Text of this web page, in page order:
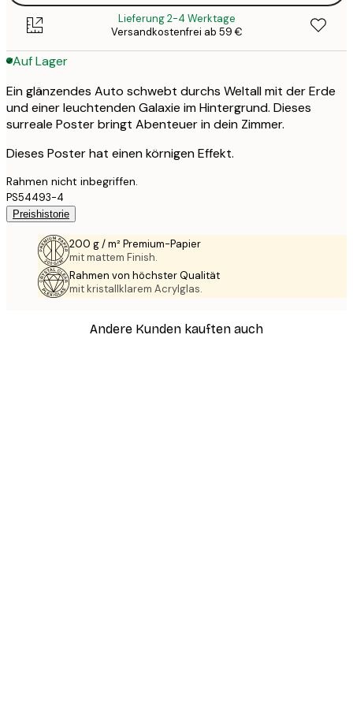
Lieferung 2-4 Werktage
Versandkostenfrei ab 59 €
Auf Lager
Ein glänzendes Auto schwebt durchs Weltall mit der Erde
und einer leuchtenden Galaxie im Hintergrund. Dieses
surreale Poster bringt Abenteuer in dein Zimmer.
Dieses Poster hat einen körnigen Effekt.
Rahmen nicht inbegriffen.
PS54493-4
Preishistorie
200 g / m² Premium-Papier
mit mattem Finish.
Rahmen von höchster Qualität
mit kristallklarem Acrylglas.
Andere Kunden kauften auch